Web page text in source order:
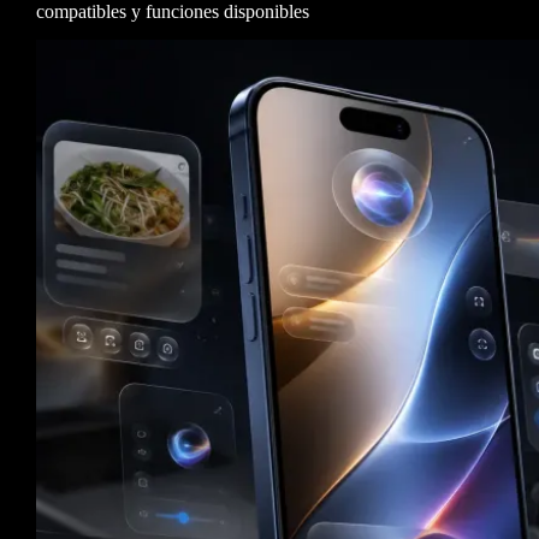
compatibles y funciones disponibles